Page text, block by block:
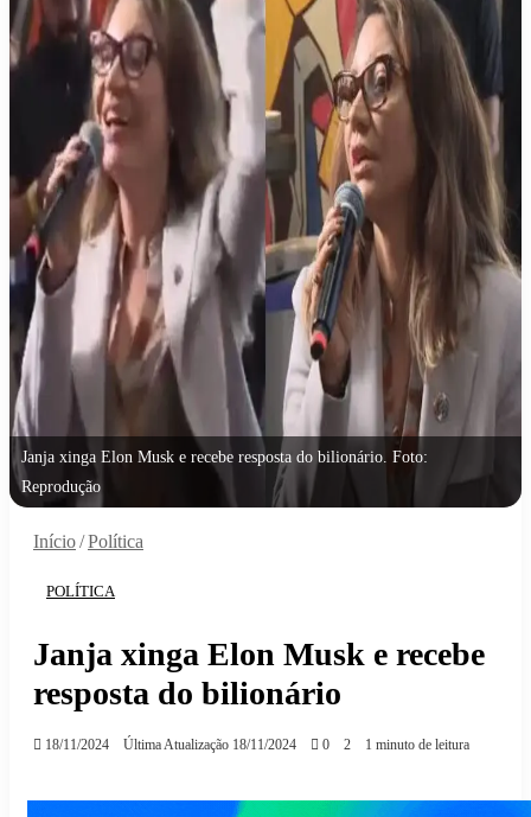
Janja xinga Elon Musk e recebe resposta do bilionário. Foto:
Reprodução
Início/Política
POLÍTICA
Janja xinga Elon Musk e recebe
resposta do bilionário
18/11/2024 Última Atualização 18/11/2024 0 2 1 minuto de leitura